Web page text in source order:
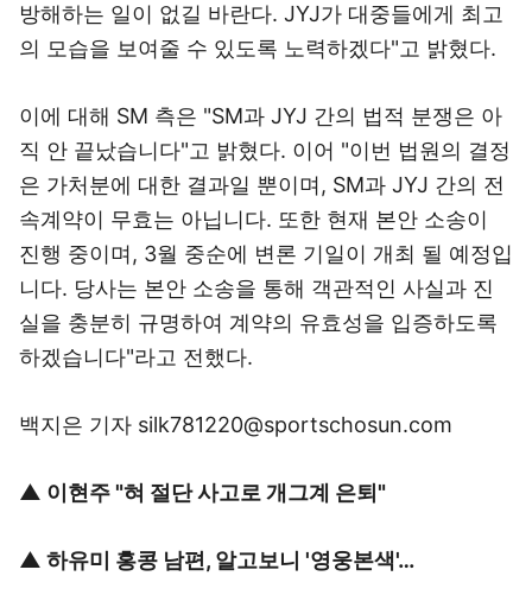
방해하는 일이 없길 바란다. JYJ가 대중들에게 최고
의 모습을 보여줄 수 있도록 노력하겠다"고 밝혔다.
이에 대해 SM 측은 "SM과 JYJ 간의 법적 분쟁은 아
직 안 끝났습니다"고 밝혔다. 이어 "이번 법원의 결정
은 가처분에 대한 결과일 뿐이며, SM과 JYJ 간의 전
속계약이 무효는 아닙니다. 또한 현재 본안 소송이
진행 중이며, 3월 중순에 변론 기일이 개최 될 예정입
니다. 당사는 본안 소송을 통해 객관적인 사실과 진
실을 충분히 규명하여 계약의 유효성을 입증하도록
하겠습니다"라고 전했다.
백지은 기자 silk781220@sportschosun.com
▲ 이현주 "혀 절단 사고로 개그계 은퇴"
▲ 하유미 홍콩 남편, 알고보니 '영웅본색'…